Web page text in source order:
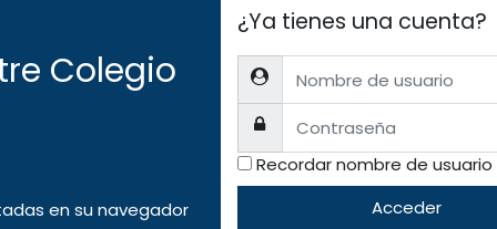
Colegio
en su navegador
¿Ya tienes una cuenta?
Nombre de usuario
Contraseña
Recordar nombre de usuario
Acceder